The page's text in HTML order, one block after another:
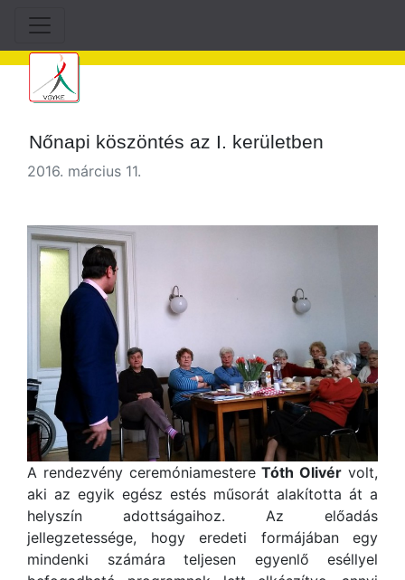
Nőnapi köszöntés az I. kerületben
2016. március 11.
A rendezvény ceremóniamestereTóth Olivér volt,
aki az egyik egész estés műsorát alakította át a
helyszín adottságaihoz. Az előadás
jellegzetessége, hogy eredeti formájában egy
mindenki számára teljesen egyenlő eséllyel